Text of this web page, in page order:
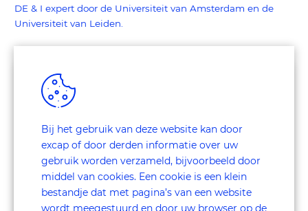
DE & I expert door de Universiteit van Amsterdam en de
Universiteit van Leiden.
Whitepaper Inclusieve
organisatie
Bij het gebruik van deze website kan door
excap of door derden informatie over uw
gebruik worden verzameld, bijvoorbeeld door
middel van cookies. Een cookie is een klein
bestandje dat met pagina’s van een website
wordt meegestuurd en door uw browser op de